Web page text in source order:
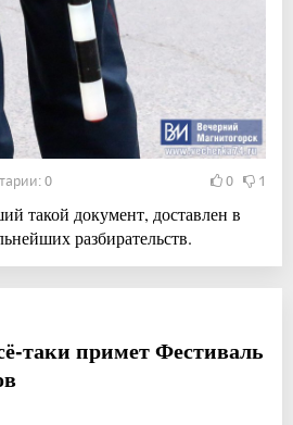
0 0 1
такой документ, доставлен в
разбирательств.
таки примет Фестиваль